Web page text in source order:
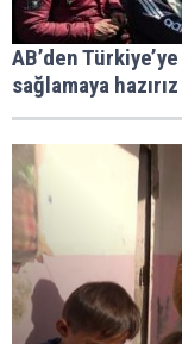
AB’den
sağlamaya hazırız